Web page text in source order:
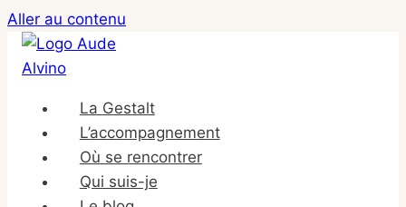
Aller au contenu
La Gestalt
L’accompagnement
Où se rencontrer
Qui suis-je